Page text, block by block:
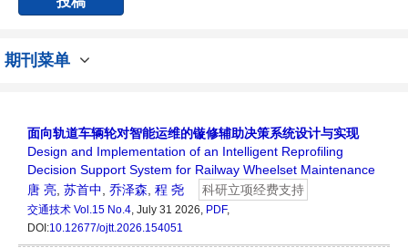
期刊菜单
面向轨道车辆轮对智能运维的镟修辅助决策系统设计与实现
Design and Implementation of an Intelligent Reprofiling
Decision Support System for Railway Wheelset Maintenance
唐 亮, 苏首中, 乔泽森, 程 尧 科研立项经费支持
交通技术 Vol.15 No.4, July 31 2026, PDF,
DOI:10.12677/ojtt.2026.154051